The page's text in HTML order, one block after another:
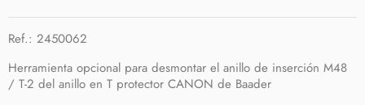
Ref.: 2450062
Herramienta opcional para desmontar el anillo de inserción M48
/ T-2 del anillo en T protector CANON de Baader